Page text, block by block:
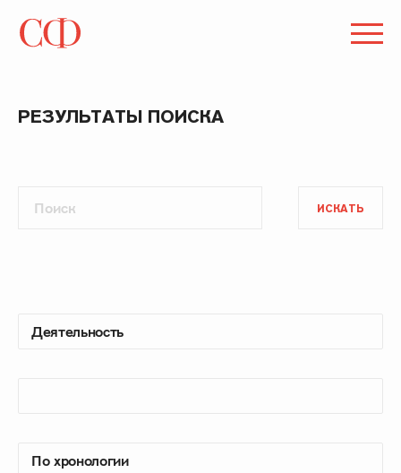
РЕЗУЛЬТАТЫ ПОИСКА
ИСКАТЬ